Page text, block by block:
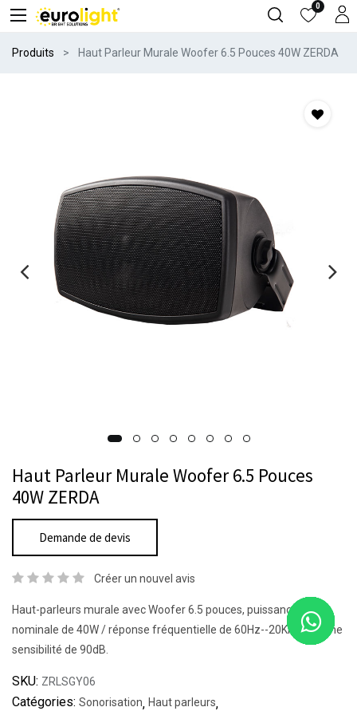
0
Produits Haut Parleur Murale Woofer 6.5 Pouces 40W ZERDA
Haut Parleur Murale Woofer 6.5 Pouces
40W ZERDA
Demande de devis
Créer un nouvel avis
Haut-parleurs murale avec Woofer 6.5 pouces, puissance
nominale de 40W / réponse fréquentielle de 60Hz--20KHz / et une
sensibilité de 90dB.
SKU: ZRLSGY06
Catégories: Sonorisation, Haut parleurs,